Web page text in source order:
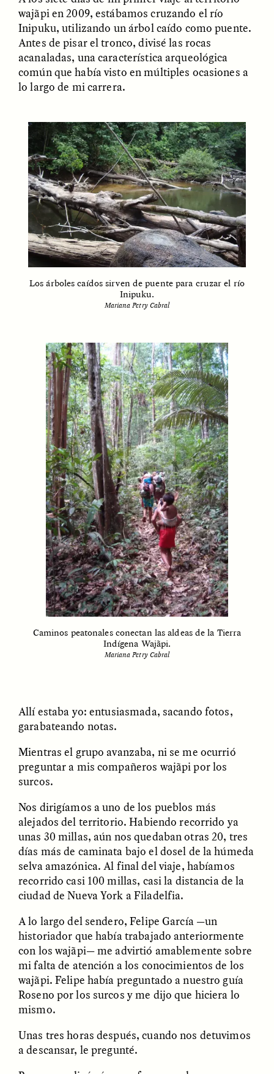
Brings New Life to
Aging Bodies
Surveillance and
Suspicion From the
Margins
ESSAY /STRANGER LANDS
marges
ESSAY /STRANGER LANDS
LUIS ALFREDO BRICEÑO
ESSAY / STRANGER LANDS
Vigilancia y sospecha
desde los márgenes
LUIS ALFREDO BRICEÑO
GONZÁLEZ
ESSAY /FIELD NOTES
The Power of Mistrust
SHERI LYNN GIBBINGS, ELAN
LAZUARDI, AND ROBBIE PETERS
ESSAY /CREATIVE NONFICTION
The Day I Heard My
Mother’s Accent
ESSAY /MATERIAL WORLD
The Myth of “Risk-
ESSAY /MATERIAL WORLD
riesgo”
GISELLE FIGUEROA DE LA OSSA
ESSAY /MATERIAL WORLD
risque »
GISELLE FIGUEROA DE LA OSSA
ESSAY /MATERIAL WORLD ESSAY /FIELD NOTES
wajãpi en 2009, estábamos cruzando el río
Inipuku, utilizando un árbol caído como puente.
Antes de pisar el tronco, divisé las rocas
acanaladas, una característica arqueológica
común que había visto en múltiples ocasiones a
lo largo de mi carrera.
Los árboles caídos sirven de puente para cruzar el río
Inipuku.
Mariana Petry Cabral
Caminos peatonales conectan las aldeas de la Tierra
Indígena Wajãpi.
Mariana Petry Cabral
Allí estaba yo: entusiasmada, sacando fotos,
garabateando notas.
Mientras el grupo avanzaba, ni se me ocurrió
preguntar a mis compañeros wajãpi por los
surcos.
Nos dirigíamos a uno de los pueblos más
alejados del territorio. Habiendo recorrido ya
unas 30 millas, aún nos quedaban otras 20, tres
días más de caminata bajo el dosel de la húmeda
selva amazónica. Al final del viaje, habíamos
recorrido casi 100 millas, casi la distancia de la
ciudad de Nueva York a Filadelfia.
A lo largo del sendero, Felipe García —un
historiador que había trabajado anteriormente
con los wajãpi— me advirtió amablemente sobre
mi falta de atención a los conocimientos de los
wajãpi. Felipe había preguntado a nuestro guía
Roseno por los surcos y me dijo que hiciera lo
mismo.
Unas tres horas después, cuando nos detuvimos
a descansar, le pregunté.